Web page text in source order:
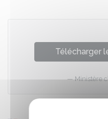
Télécharger
Ministère